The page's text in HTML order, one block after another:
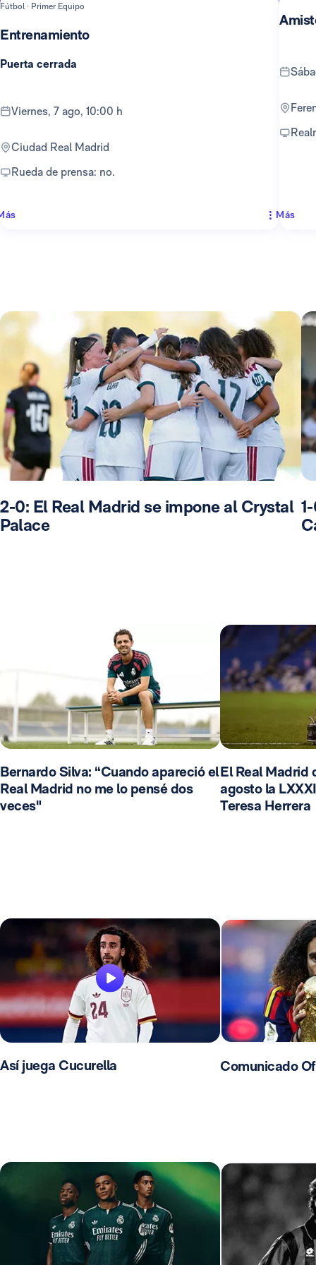
Fútbol · Primer Equipo
Entrenamiento
Puerta cerrada
viernes, 7 ago, 10:00 h
Ciudad Real Madrid
Rueda de prensa: no.
Más
2-0: El Real Madrid se impone al Crystal
Palace
Bernardo Silva: “Cuando apareció el
Real Madrid no me lo pensé dos
veces"
El Real Madrid
agosto la
Teresa Herrera
Así juega Cucurella Comunicado